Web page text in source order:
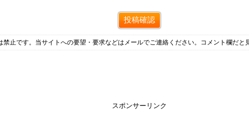
止です。当サイトへの要望・要求などはメールでご連絡ください。コメント欄だと
スポンサーリンク